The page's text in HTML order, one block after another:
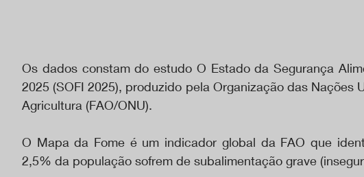
Os dados constam do estudo O Estado da Segurança
2025 (SOFI 2025), produzido pela Organização das Nações
Agricultura (FAO/ONU).
O Mapa da Fome é um indicador global da FAO que
2,5% da população sofrem de subalimentação grave